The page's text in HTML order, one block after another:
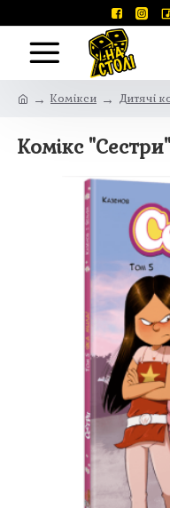
Комікси Дитячі
Комікс